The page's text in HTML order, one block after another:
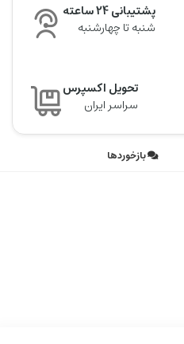
پشتیبانی 24 ساعته
شنبه تا چهارشنبه
تحویل اکسپرس
سراسر ایران
بازخوردها